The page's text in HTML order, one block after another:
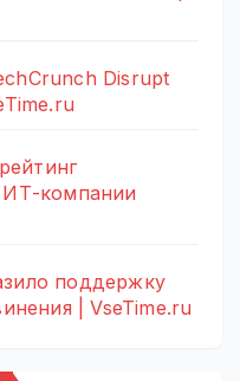
Disrupt
ИТ-компании
поддержку
| VseTime.ru